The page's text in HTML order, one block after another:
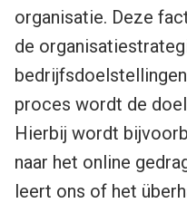
organisatie. Deze
de
proces wordt de
Hierbij wordt
naar het online
leert ons of het